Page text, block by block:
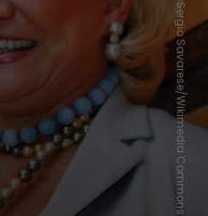
Sergio Savarese/Wikimedia Commons